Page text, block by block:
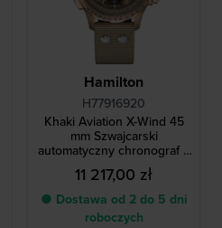
Hamilton
H77916920
Khaki Aviation X-Wind 45
mm Szwajcarski
automatyczny chronograf z
kalkulatorem kąta dryftu
11 217,00 zł
● Dostawa od 2 do 5 dni
roboczych